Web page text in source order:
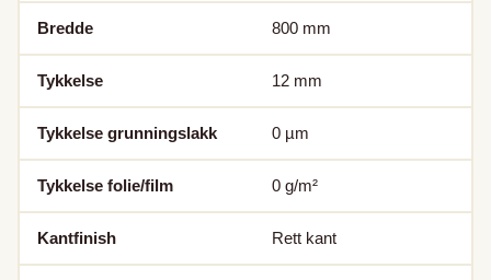
Bredde 800 mm
Tykkelse 12 mm
Tykkelse grunningslakk 0 µm
Tykkelse folie/film 0 g/m²
Kantfinish Rett kant